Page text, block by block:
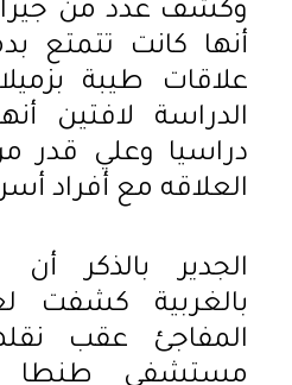
وكشف عدد من
أنها كانت تتمتع
علاقات طيبة
الدراسة لافتين
دراسيا وعلي قدر
العلاقه مع أفراد
الجدير بالذكر أن
بالغربية كشفت
المفاجئ عقب
مستشفي طنطا